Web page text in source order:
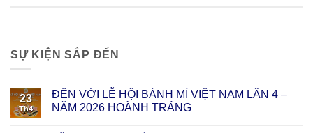
SỰ KIỆN SẮP ĐẾN
23
Th4
ĐẾN VỚI LỄ HỘI BÁNH MÌ VIỆT NAM LẦN 4 –
NĂM 2026 HOÀNH TRÁNG